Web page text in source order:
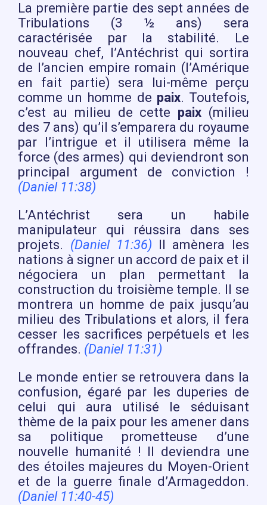
La première partie des sept années de
Tribulations (3 ½ ans) sera
caractérisée par la stabilité. Le
nouveau chef, l’Antéchrist qui sortira
de l’ancien empire romain (l’Amérique
en fait partie) sera lui-même perçu
comme un homme de paix. Toutefois,
c’est au milieu de cette paix(milieu
des 7 ans) qu’il s’emparera du royaume
par l’intrigue et il utilisera même la
force (des armes) qui deviendront son
principal argument de conviction !
(Daniel 11:38)
L’Antéchrist sera un habile
manipulateur qui réussira dans ses
projets. (Daniel 11:36) Il amènera les
nations à signer un accord de paix et il
négociera un plan permettant la
construction du troisième temple. Il se
montrera un homme de paix jusqu’au
milieu des Tribulations et alors, il fera
cesser les sacrifices perpétuels et les
offrandes. (Daniel 11:31)
Le monde entier se retrouvera dans la
confusion, égaré par les duperies de
celui qui aura utilisé le séduisant
thème de la paix pour les amener dans
sa politique prometteuse d’une
nouvelle humanité ! Il deviendra une
des étoiles majeures du Moyen-Orient
et de la guerre finale d’Armageddon.
(Daniel 11:40-45)